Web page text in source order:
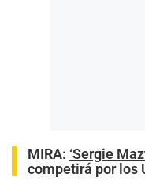
MIRA: ‘Sergie
competirá por los